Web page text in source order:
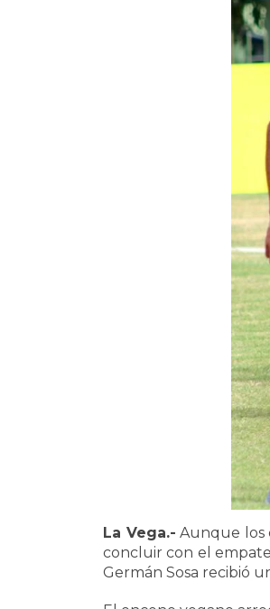
La Vega.- Aunque los
concluir con el
Germán Sosa recibió